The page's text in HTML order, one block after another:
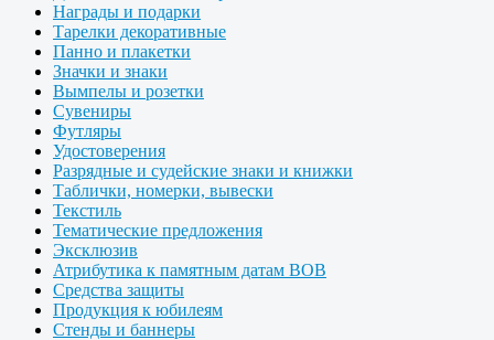
Награды и подарки
Тарелки декоративные
Панно и плакетки
Значки и знаки
Вымпелы и розетки
Сувениры
Футляры
Удостоверения
Разрядные и судейские знаки и книжки
Таблички, номерки, вывески
Текстиль
Тематические предложения
Эксклюзив
Атрибутика к памятным датам ВОВ
Средства защиты
Продукция к юбилеям
Стенды и баннеры